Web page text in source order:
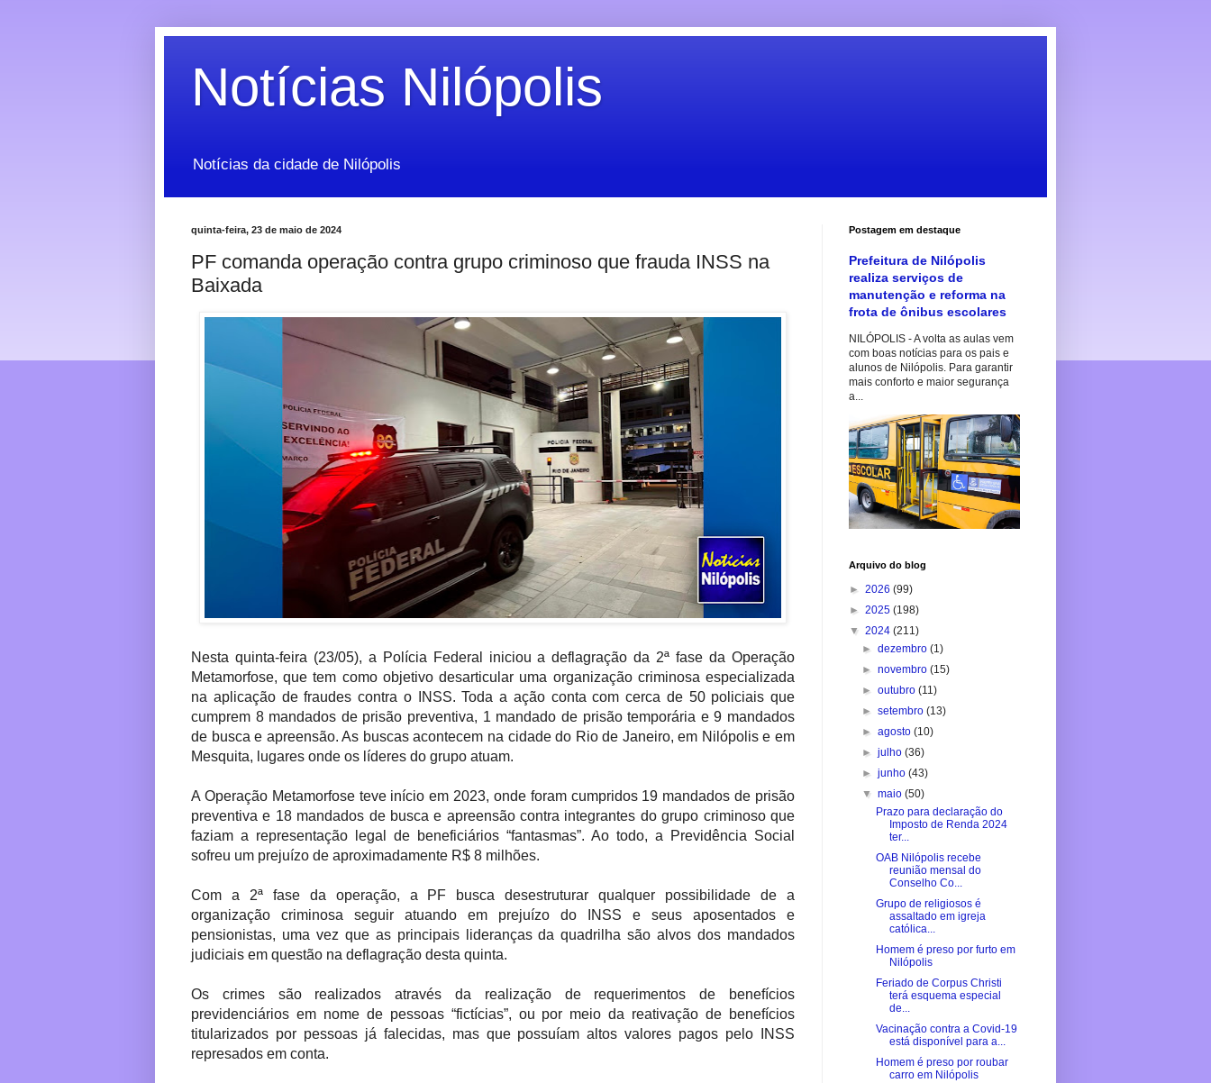
Notícias Nilópolis
Notícias da cidade de Nilópolis
quinta-feira, 23 de maio de 2024
PF comanda operação contra grupo criminoso que frauda INSS na
Baixada
Nesta quinta-feira (23/05), a Polícia Federal iniciou a deflagração da 2ª fase da Operação
Metamorfose, que tem como objetivo desarticular uma organização criminosa especializada
na aplicação de fraudes contra o INSS. Toda a ação conta com cerca de 50 policiais que
cumprem 8 mandados de prisão preventiva, 1 mandado de prisão temporária e 9 mandados
de busca e apreensão. As buscas acontecem na cidade do Rio de Janeiro, em Nilópolis e em
Mesquita, lugares onde os líderes do grupo atuam.
A Operação Metamorfose teve início em 2023, onde foram cumpridos 19 mandados de prisão
preventiva e 18 mandados de busca e apreensão contra integrantes do grupo criminoso que
faziam a representação legal de beneficiários “fantasmas”. Ao todo, a Previdência Social
sofreu um prejuízo de aproximadamente R$ 8 milhões.
Com a 2ª fase da operação, a PF busca desestruturar qualquer possibilidade de a
organização criminosa seguir atuando em prejuízo do INSS e seus aposentados e
pensionistas, uma vez que as principais lideranças da quadrilha são alvos dos mandados
judiciais em questão na deflagração desta quinta.
Os crimes são realizados através da realização de requerimentos de benefícios
previdenciários em nome de pessoas “fictícias”, ou por meio da reativação de benefícios
titularizados por pessoas já falecidas, mas que possuíam altos valores pagos pelo INSS
represados em conta.
Postagem em destaque
Prefeitura de Nilópolis
realiza serviços de
manutenção e reforma na
frota de ônibus escolares
NILÓPOLIS - A volta as aulas vem
com boas notícias para os pais e
alunos de Nilópolis. Para garantir
mais conforto e maior segurança
a...
Arquivo do blog
► 2026 (99)
► 2025 (198)
▼ 2024 (211)
►dezembro(1)
►novembro(15)
►outubro(11)
►setembro(13)
►agosto(10)
►julho(36)
►junho(43)
▼maio(50)
Prazo para declaração do
Imposto de Renda 2024
ter...
OAB Nilópolis recebe
reunião mensal do
Conselho Co...
Grupo de religiosos é
assaltado em igreja
católica...
Homem é preso por furto em
Nilópolis
Feriado de Corpus Christi
terá esquema especial
de...
Vacinação contra a Covid-19
está disponível para a...
Homem é preso por roubar
carro em Nilópolis